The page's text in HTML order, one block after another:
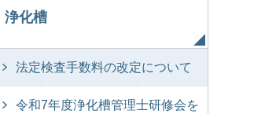
浄化槽
法定検査手数料の改定について
令和7年度浄化槽管理士研修会を